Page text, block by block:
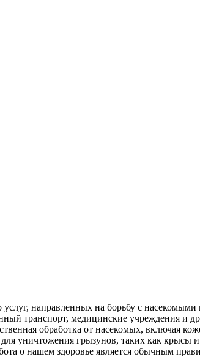
направленных на борьбу с
транспорт, медицинские учреждения и
обработка от насекомых, включая
уничтожения грызунов, таких как
о нашем здоровье является обычным